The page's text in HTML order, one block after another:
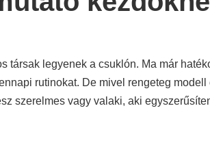
társak legyenek a csuklón. Ma már
rutinokat. De mivel rengeteg
szerelmes vagy valaki, aki